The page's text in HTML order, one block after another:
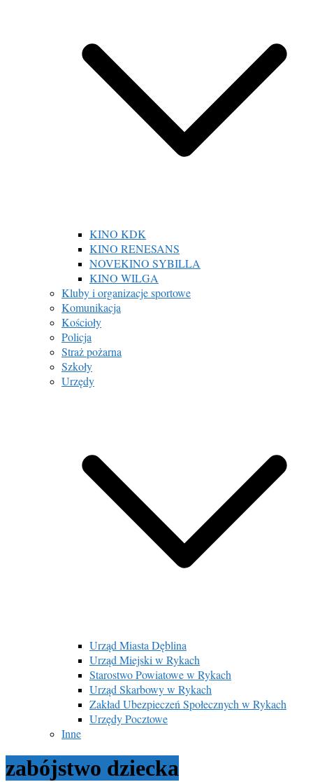
KINO KDK
KINO RENESANS
NOVEKINO SYBILLA
KINO WILGA
Kluby i organizacje sportowe
Komunikacja
Kościoły
Policja
Straż pożarna
Szkoły
Urzędy
Urząd Miasta Dęblina
Urząd Miejski w Rykach
Starostwo Powiatowe w Rykach
Urząd Skarbowy w Rykach
Zakład Ubezpieczeń Społecznych w Rykach
Urzędy Pocztowe
Inne
zabójstwo dziecka